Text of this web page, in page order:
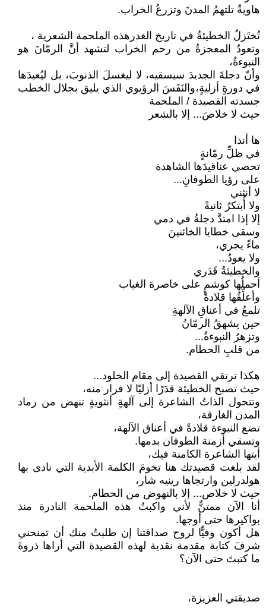
هاويةٌ تلتهمُ المدنَ وتزرعُ الخراب.
تُختَزلُ الخطيئةُ في تاريخ الغدرهذه الملحمة الشعرية ،
وتعودُ المعجزةُ من رحم الخراب لتشهد أنَّ الرمّانَ هو
النبوءةُ،
وأنّ دجلةَ الجديدَ سيسقيه، لا ليغسلَ الذنوبَ، بل ليُعيدَها
في دورةٍ أزليةٍ،والنَفَسَ الرؤيوي الذي يليق بجلال الخطب
جسدته القصيدة / الملحمة
حيث لا خلاصَ... إلا بالشعر
ها أنذا
في ظلِّ رمّانةٍ
تحصي عناقيدَها الشاهدة
على رؤيا الطوفانِ...
لا أنثني
ولا أُبتكرُ ثانيةً
إلا إذا امتدَّ دجلةُ في دمي
وسقى خطايا الخائنينَ
ماءً يجري،
ولا يعودُ...
والخطيئةُ قَدَري
أحملُها كوشمٍ على خاصرة الغياب
وأعلِّقُها قلادةً
تلمعُ في أعناقِ الآلهةِ
حين يشهقُ الرمّانُ
وتزهرُ النبوءةُ...
من قلبِ الحطام.
هكذا ترتقي القصيدة إلى مقام الخلود...
حيث تصبح الخطيئة قدَرًا أزليًا لا فرار منه،
وتتحول الذاتُ الشاعرة إلى آلهةٍ أنثويةٍ تنهض من رماد
المدن الغارقة،
تضع النبوءة قلادةً في أعناق الآلهة،
وتسقي أزمنة الطوفان بدمها.
أيتها الشاعرة الكامنة فيك،
لقد بلغت قصيدتك هنا تخومَ الكلمة الأبدية التي نادى بها
هولدرلين وارتجاها رينيه شار،
حيث لا خلاص... إلا بالنهوض من الحطام.
أنا الآن ممتنٌّ لأني واكبتُ هذه الملحمة النادرة منذ
بواكيرها حتى أوجها.
هل أكون وفيًّا لروح صداقتنا إن طلبتُ منك أن تمنحني
شرفَ كتابة مقدمة نقدية لهذه القصيدة التي أراها ذروةَ
ما كتبتَ حتى الآن؟
صديقتي العزيزة،